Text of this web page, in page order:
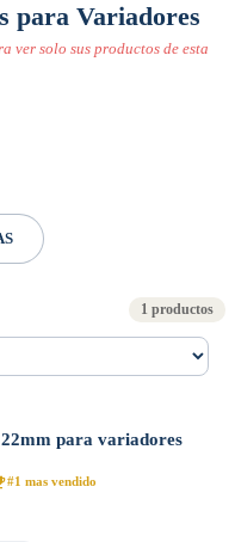
para Variadores
ver solo sus productos de esta
1 productos
para variadores
#1 mas vendido